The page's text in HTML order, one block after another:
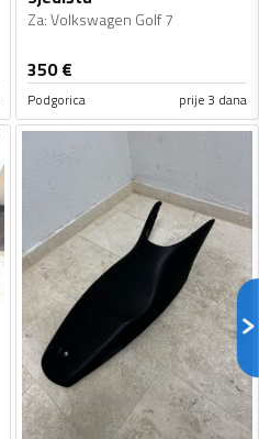
Za:Volkswagen Golf 7
350€
Podgorica prije 3 dana